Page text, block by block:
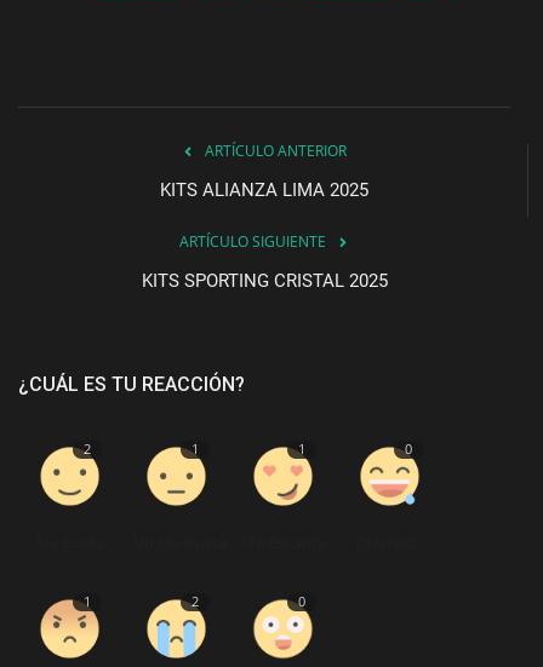
ARTÍCULO ANTERIOR
KITS ALIANZA LIMA 2025
ARTÍCULO SIGUIENTE
KITS SPORTING CRISTAL 2025
¿CUÁL ES TU REACCIÓN?
2 1 1 0
1 2 0